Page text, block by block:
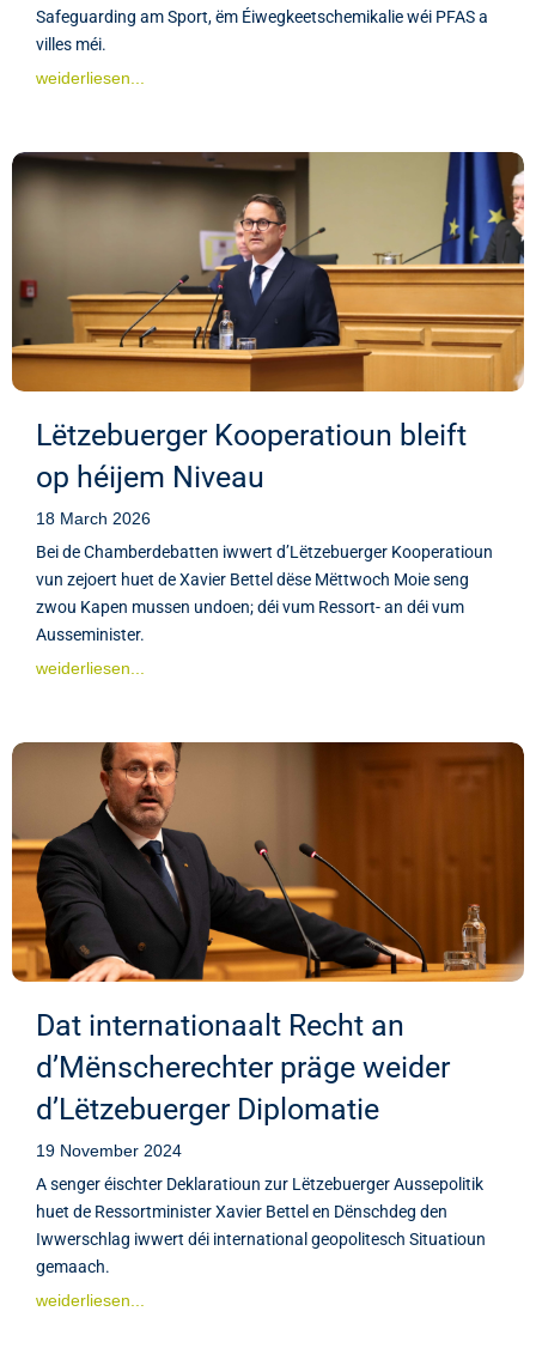
Safeguarding am Sport, ëm Éiwegkeetschemikalie wéi PFAS a
villes méi.
weiderliesen...
Lëtzebuerger Kooperatioun bleift
op héijem Niveau
18 March 2026
Bei de Chamberdebatten iwwert d’Lëtzebuerger Kooperatioun
vun zejoert huet de Xavier Bettel dëse Mëttwoch Moie seng
zwou Kapen mussen undoen; déi vum Ressort- an déi vum
Ausseminister.
weiderliesen...
Dat internationaalt Recht an
d’Mënscherechter präge weider
d’Lëtzebuerger Diplomatie
19 November 2024
A senger éischter Deklaratioun zur Lëtzebuerger Aussepolitik
huet de Ressortminister Xavier Bettel en Dënschdeg den
Iwwerschlag iwwert déi international geopolitesch Situatioun
gemaach.
weiderliesen...